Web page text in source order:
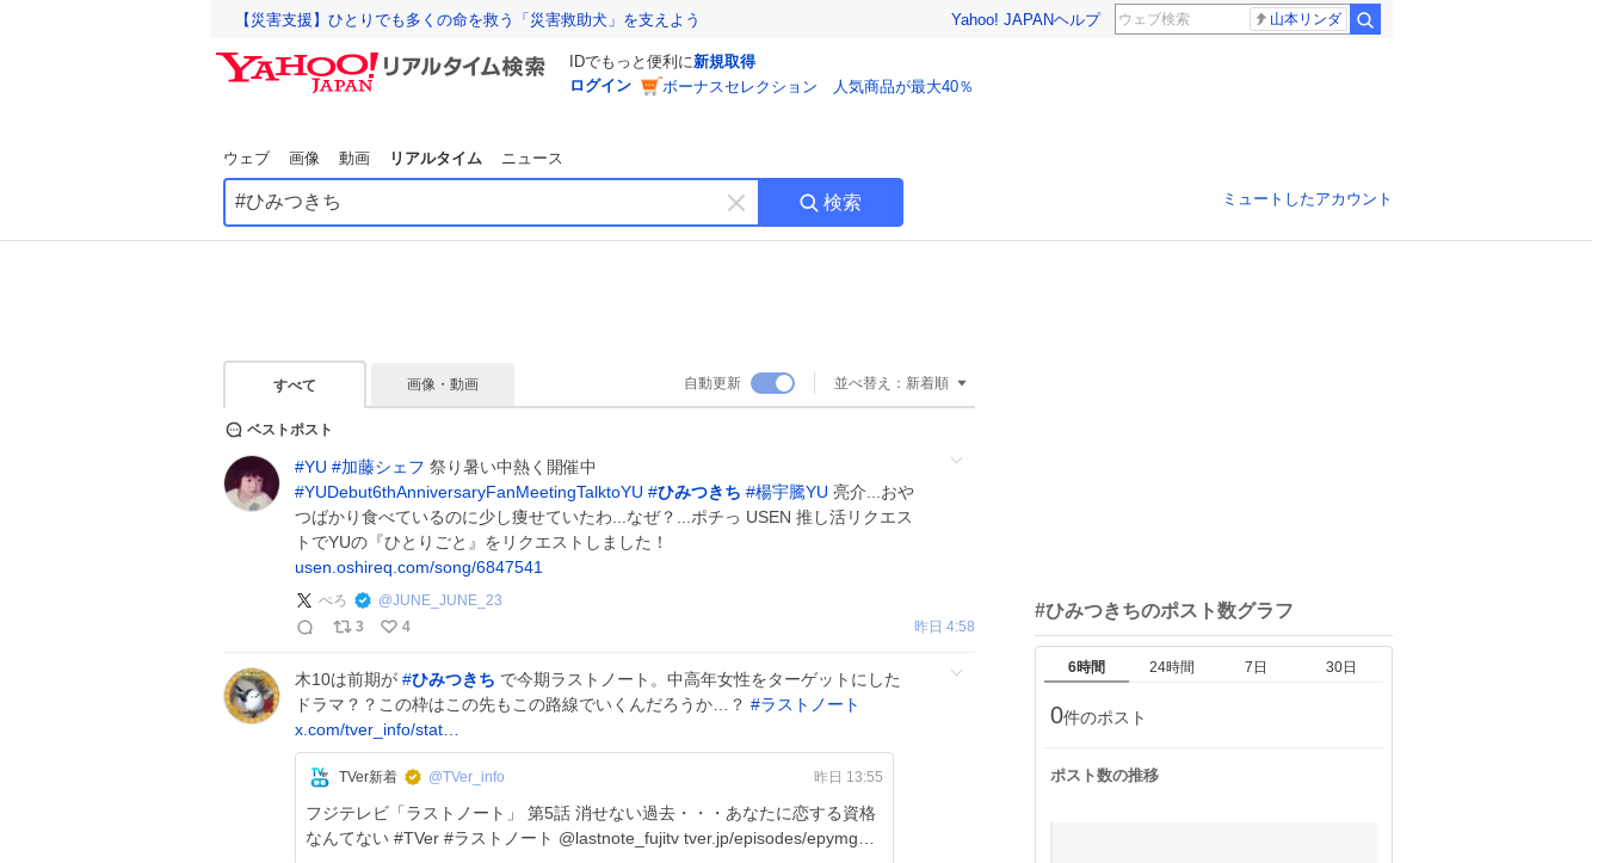
【災害支援】ひとりでも多くの命を救う「災害救助犬」を支えよう Yahoo! JAPANヘルプ 山本リンダ
IDでもっと便利に新規取得
ログイン
ボーナスセレクション 人気商品が最大40％
ウェブ 画像 動画 リアルタイム ニュース
キ
ー
す
検索 ミュートしたアカウント
すべて 画像・動画 自動更新 並べ替え： 新着順
ベストポスト
#YU #加藤シェフ 祭り暑い中熱く開催中
#YUDebut6thAnniversaryFanMeetingTalktoYU #ひみつきち #楊宇騰YU 亮介...おや
つばかり食べているのに少し痩せていたわ...なぜ？...ポチっ USEN 推し活リクエス
トでYUの『ひとりごと』をリクエストしました！
usen.oshireq.com/song/6847541
ぺろ @JUNE_JUNE_23
3
4 昨日 4:58
木10は前期が #ひみつきち で今期ラストノート。中高年女性をターゲットにした
ドラマ？？この枠はこの先もこの路線でいくんだろうか…？ #ラストノート
x.com/tver_info/stat…
TVer新着 @TVer_info 昨日 13:55
フジテレビ「ラストノート」 第5話 消せない過去・・・あなたに恋する資格
なんてない #TVer #ラストノート @lastnote_fujitv tver.jp/episodes/epymg…
#ひみつきちのポスト数グラフ
6時間 24時間 7日 30日
0件のポスト
ポスト数の推移